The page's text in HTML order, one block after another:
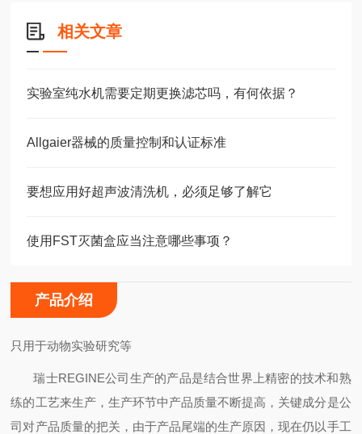
相关文章
实验室纯水机需要定期更换滤芯吗，有何依据？
Allgaier器械的质量控制和认证标准
要想应用好超声波清洗机，必须足够了解它
使用FST灭菌盒应当注意哪些事项？
产品介绍
只用于动物实验研究等
瑞士REGINE公司生产的产品是结合世界上精密的技术和熟
练的工艺来生产，生产环节中产品质量不断提高，关键成分是公
司对产品质量的把关，由于产品尾端的生产原因，现在仍以手工